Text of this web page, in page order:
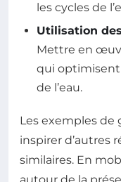
les cycles de
Utilisation
Mettre en
qui optimisent
de l’eau.
Les exemples de
inspirer d’autres
similaires. En